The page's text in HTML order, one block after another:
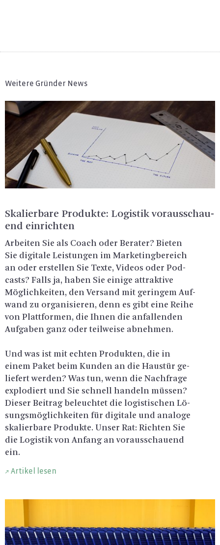
Weitere Gründer News
Ska­lier­ba­re Pro­duk­te: Lo­gis­tik vor­aus­schau­
end ein­rich­ten
Ar­bei­ten Sie als Coach oder Be­ra­ter? Bie­ten
Sie di­gi­ta­le Leis­tun­gen im Mar­ke­ting­be­reich
an oder er­stel­len Sie Texte, Vi­de­os oder Pod­
casts? Falls ja, haben Sie ei­ni­ge at­trak­ti­ve
Mög­lich­kei­ten, den Ver­sand mit ge­rin­gem Auf­
wand zu or­ga­ni­sie­ren, denn es gibt eine Reihe
von Platt­for­men, die Ihnen die an­fal­len­den
Auf­ga­ben ganz oder teil­wei­se ab­neh­men.
Und was ist mit ech­ten Pro­duk­ten, die in
einem Paket beim Kun­den an die Haus­tür ge­
lie­fert wer­den? Was tun, wenn die Nach­fra­ge
ex­plo­diert und Sie schnell han­deln müs­sen?
Die­ser Bei­trag be­leuch­tet die lo­gis­ti­schen Lö­
sungs­mög­lich­kei­ten für di­gi­ta­le und ana­lo­ge
ska­lier­ba­re Pro­duk­te. Unser Rat: Rich­ten Sie
die Lo­gis­tik von An­fang an vor­aus­schau­end
ein.
Artikel lesen